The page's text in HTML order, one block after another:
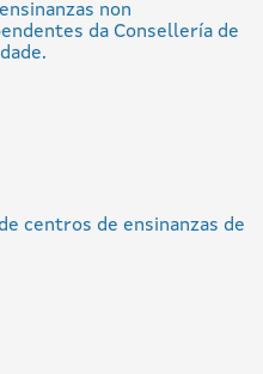
non
da Consellería de
centros de ensinanzas de